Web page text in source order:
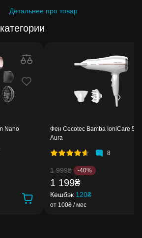
Детальнее про товар
Nano
Фен Cecotec Bamba IoniCare
Aura
8
1 999₴ -40%
1 199₴
Кешбэк 120₴
от 100₴ / мес